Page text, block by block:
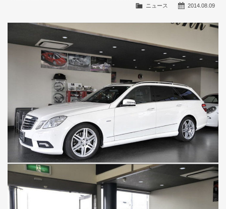
2014.08.09
ニュース